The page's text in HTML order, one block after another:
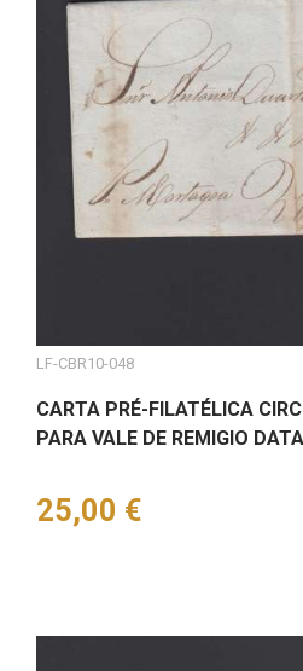
LF-CBR10-048
CARTA PRÉ-FILATÉLICA
PARA VALE DE REMIGIO
Preço
25,00 €